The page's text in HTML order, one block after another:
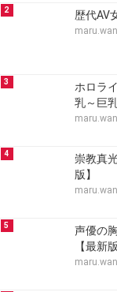
2 歴代AV
3
ホロラ
乳～巨
4
崇教真
版】
5
声優の
【最新版